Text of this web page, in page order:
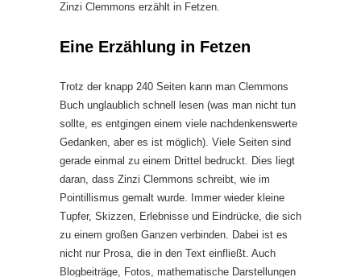
Zinzi Clemmons erzählt in Fetzen.
Eine Erzählung in Fetzen
Trotz der knapp 240 Seiten kann man Clemmons
Buch unglaublich schnell lesen (was man nicht tun
sollte, es entgingen einem viele nachdenkenswerte
Gedanken, aber es ist möglich). Viele Seiten sind
gerade einmal zu einem Drittel bedruckt. Dies liegt
daran, dass Zinzi Clemmons schreibt, wie im
Pointillismus gemalt wurde. Immer wieder kleine
Tupfer, Skizzen, Erlebnisse und Eindrücke, die sich
zu einem großen Ganzen verbinden. Dabei ist es
nicht nur Prosa, die in den Text einfließt. Auch
Blogbeiträge, Fotos, mathematische Darstellungen